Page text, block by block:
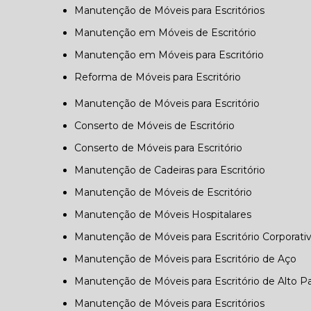
Manutenção de Móveis para Escritórios
Manutenção em Móveis de Escritório
Manutenção em Móveis para Escritório
Reforma de Móveis para Escritório
Manutenção de Móveis para Escritório
Conserto de Móveis de Escritório
Conserto de Móveis para Escritório
Manutenção de Cadeiras para Escritório
Manutenção de Móveis de Escritório
Manutenção de Móveis Hospitalares
Manutenção de Móveis para Escritório
Manutenção de Móveis para Escritório de Aço
Manutenção de Móveis para Escritório de Alto
Manutenção de Móveis para Escritórios